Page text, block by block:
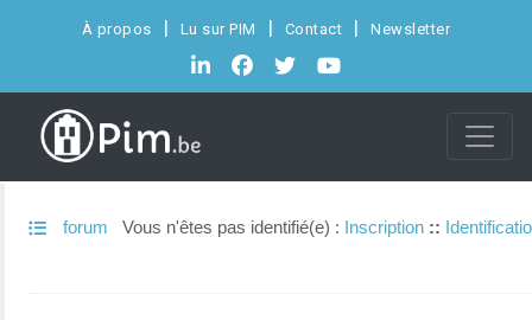
À propos Lu sur PIM Contact Newsletter
forum Vous n'êtes pas identifié(e) : Inscription ::